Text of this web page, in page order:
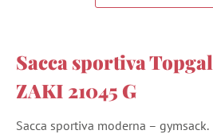
Sacca sportiva Topgal
ZAKI 21045 G
Sacca sportiva moderna – gymsack.